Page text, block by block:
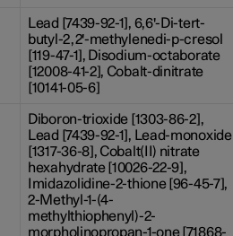
Lead [7439-92-1], 6,6'-Di-tert-
butyl-2,2'-methylenedi-p-cresol
[119-47-1], Disodium-octaborate
[12008-41-2], Cobalt-dinitrate
[10141-05-6]
Diboron-trioxide [1303-86-2],
Lead [7439-92-1], Lead-monoxide
[1317-36-8], Cobalt(II) nitrate
hexahydrate [10026-22-9],
Imidazolidine-2-thione [96-45-7],
2-Methyl-1-(4-
methylthiophenyl)-2-
morpholinopropan-1-one [71868-